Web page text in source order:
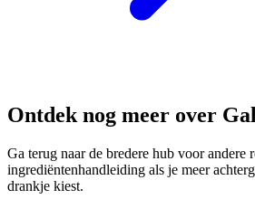
Ontdek nog meer over
Ga terug naar de bredere hub voor andere
ingrediëntenhandleiding als je meer
drankje kiest.